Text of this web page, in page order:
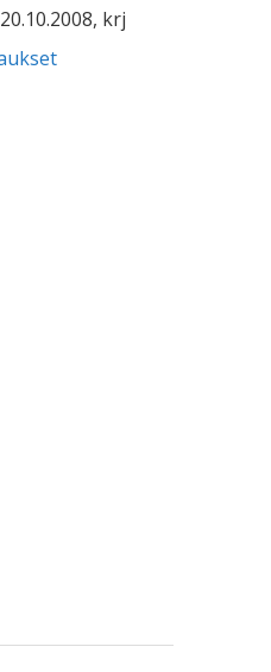
krj